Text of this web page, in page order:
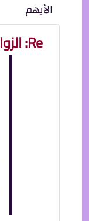
الأيهم
Re: الزواج